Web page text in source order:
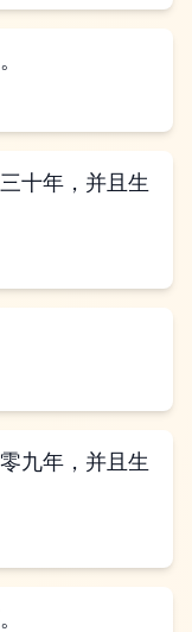
十年，并且生
九年，并且生